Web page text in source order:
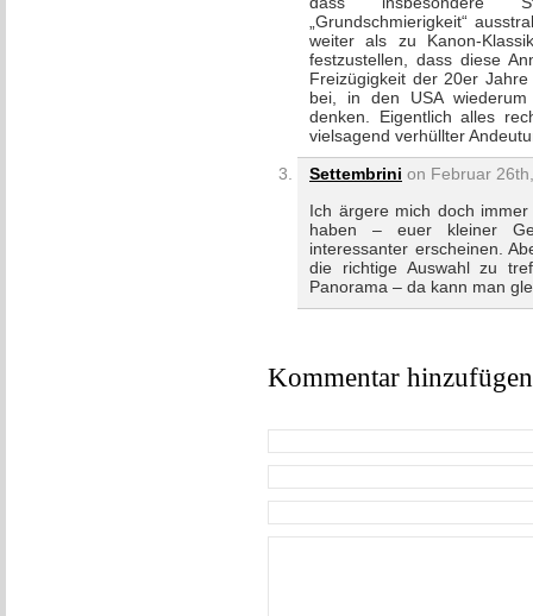
„Grundschmierigkeit“
weiter als zu Kanon-
festzustellen, dass diese
Freizügigkeit der 20er Jahre
bei, in den USA
denken. Eigentlich alles
vielsagend verhüllter
Settembrini on Februar
Ich ärgere mich doch
haben – euer kleiner
interessanter erscheinen.
die richtige Auswahl zu
Panorama – da kann man
Kommentar hinzufügen